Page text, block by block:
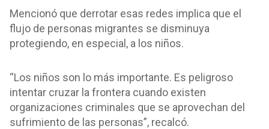
Mencionó que derrotar esas redes implica que el
flujo de personas migrantes se disminuya
protegiendo, en especial, a los niños.
“Los niños son lo más importante. Es peligroso
intentar cruzar la frontera cuando existen
organizaciones criminales que se aprovechan del
sufrimiento de las personas”, recalcó.